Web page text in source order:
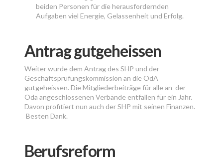
beiden Personen für die herausfordernden
Aufgaben viel Energie, Gelassenheit und Erfolg.
Antrag gutgeheissen
Weiter wurde dem Antrag des SHP und der
Geschäftsprüfungskommission an die OdA
gutgeheissen. Die Mitgliederbeiträge für alle an der
Oda angeschlossenen Verbände entfallen für ein Jahr.
Davon profitiert nun auch der SHP mit seinen Finanzen.
Besten Dank.
Berufsreform